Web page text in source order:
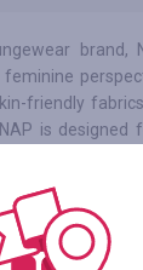
brand,
friendly
is designed
and are
and
delicate sense.